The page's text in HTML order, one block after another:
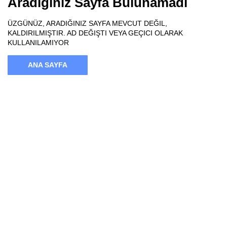
ÜZGÜNÜZ, ARADIĞINIZ SAYFA MEVCUT DEĞIL,
KALDIRILMIŞTIR. AD DEĞIŞTI VEYA GEÇICI OLARAK
KULLANILAMIYOR
ANA SAYFA